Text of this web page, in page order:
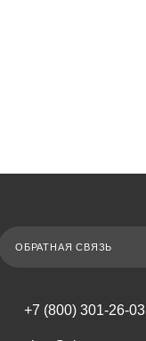
ОБРАТНАЯ СВЯЗЬ
+7 (800) 301-26-03